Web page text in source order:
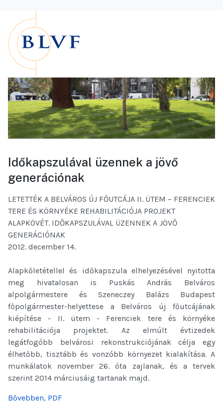
Időkapszulával üzennek a jövő
generációnak
LETETTÉK A BELVÁROS ÚJ FŐUTCÁJA II. ÜTEM – FERENCIEK
TERE ÉS KÖRNYÉKE REHABILITÁCIÓJA PROJEKT
ALAPKÖVÉT. IDŐKAPSZULÁVAL ÜZENNEK A JÖVŐ
GENERÁCIÓNAK
2012. december 14.
Alapkőletétellel és időkapszula elhelyezésével nyitotta
meg hivatalosan is Puskás András Belváros
alpolgármestere és Szeneczey Balázs Budapest
főpolgármester-helyettese a Belváros új főutcájának
kiépítése - II. ütem - Ferenciek tere és környéke
rehabilitációja projektet. Az elmúlt évtizedek
legátfogóbb belvárosi rekonstrukciójának célja egy
élhetőbb, tisztább és vonzóbb környezet kialakítása. A
munkálatok november 26. óta zajlanak, és a tervek
szerint 2014 márciusáig tartanak majd.
Bővebben, PDF